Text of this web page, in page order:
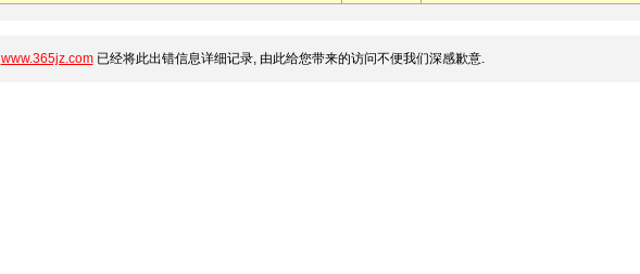
www.365jz.com已经将此出错信息详细记录, 由此给您带来的访问不便我们深感歉意.